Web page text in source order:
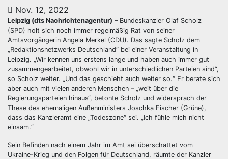
Nov. 12, 2022
Leipzig (dts Nachrichtenagentur) – Bundeskanzler Olaf Scholz
(SPD) holt sich noch immer regelmäßig Rat von seiner
Amtsvorgängerin Angela Merkel (CDU). Das sagte Scholz dem
„Redaktionsnetzwerks Deutschland“ bei einer Veranstaltung in
Leipzig. „Wir kennen uns erstens lange und haben auch immer gut
zusammengearbeitet, obwohl wir in unterschiedlichen Parteien sind“,
so Scholz weiter. „Und das geschieht auch weiter so.“ Er berate sich
aber auch mit vielen anderen Menschen – „weit über die
Regierungsparteien hinaus“, betonte Scholz und widersprach der
These des ehemaligen Außenministers Joschka Fischer (Grüne),
dass das Kanzleramt eine „Todeszone“ sei. „Ich fühle mich nicht
einsam.“
Sein Befinden nach einem Jahr im Amt sei überschattet vom
Ukraine-Krieg und den Folgen für Deutschland, räumte der Kanzler